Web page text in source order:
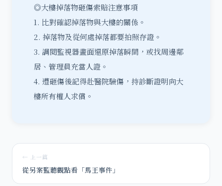
◎大樓掉落物砸傷索賠注意事項
1. 比對確認掉落物與大樓的關係。
2. 掉落物及從何處掉落都要拍照存證。
3. 調閱監視器畫面還原掉落瞬間，或找周邊鄰
居、管理員充當人證。
4. 遭砸傷後記得赴醫院驗傷，持診斷證明向大
樓所有權人求償。
← 上一篇
從另案監聽觀點看「馬王事件」